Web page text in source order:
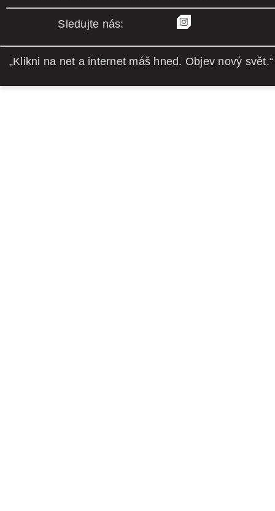
Sledujte nás:
„Klikni na net a internet máš hned. Objev nový svět.“